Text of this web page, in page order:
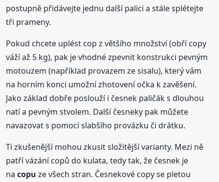
postupně přidávejte jednu další palici a stále splétejte
tři prameny.
Pokud chcete uplést cop z většího množství (obří copy
váží až 5 kg), pak je vhodné zpevnit konstrukci pevným
motouzem (například provazem ze sisalu), který vám
na horním konci umožní zhotovení očka k zavěšení.
Jako základ dobře poslouží i česnek paličák s dlouhou
natí a pevným stvolem. Další česneky pak můžete
navazovat s pomocí slabšího provázku či drátku.
Ti zkušenější mohou zkusit složitější varianty. Mezi ně
patří vázání copů do kulata, tedy tak, že česnek je
nacopu ze všech stran. Česnekové copy se pletou